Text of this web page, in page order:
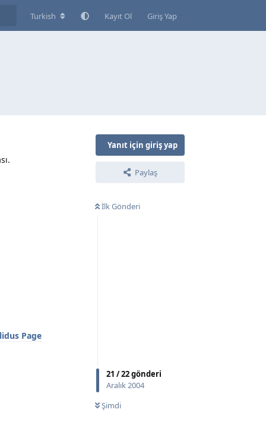
Turkish Kayıt Ol Giriş Yap
Yanıt için giriş yap
Paylaş
İlk Gönderi
21 /22gönderi
Aralık 2004
Şimdi
Page